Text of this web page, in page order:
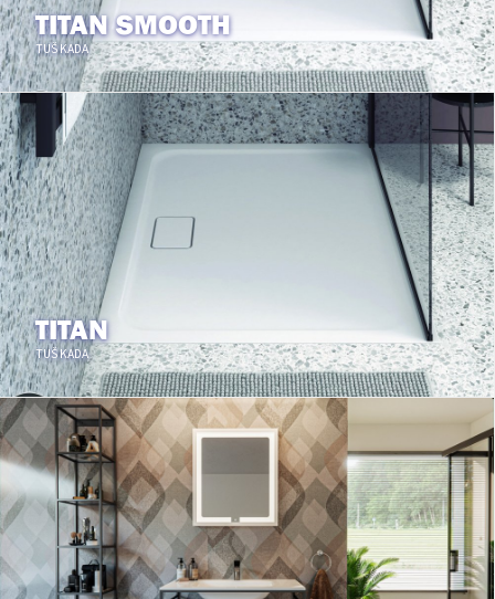
TITAN SMOOTH
TUŠ KADA
TITAN
TUŠ KADA